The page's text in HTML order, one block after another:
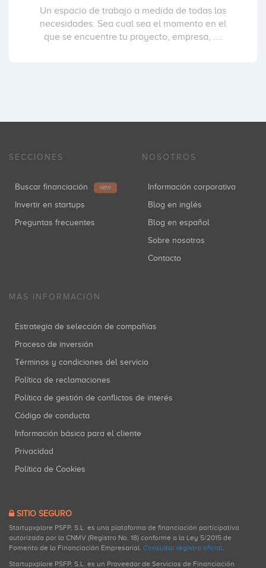
Un espacio de trabajo a medida de todas las
necesidades. Sea cual sea el momento en el
que se encuentre tu proyecto, empresa, ....
SECCIONES
Buscar financiación NEW
Invertir en startups
Preguntas frecuentes
NOSOTROS
Información corporativa
Blog en inglés
Blog en español
Sobre nosotros
Contacto
MÁS INFORMACIÓN
Estrategia de selección de compañías
Proceso de inversión
Términos y condiciones del servicio
Política de reclamaciones
Política de gestión de conflictos de interés
Código de conducta
Información básica para el cliente
Privacidad
Política de Cookies
SITIO SEGURO
Startupxplore PSFP, S.L. es una plataforma de financiación participativa
autorizada por la CNMV (Registro No. 18) conforme a la Ley 5/2015 de
Fomento de la Financiación Empresarial. Consultar registro oficial.
Startupxplore PSFP, S.L. es un Proveedor de Servicios de Financiación